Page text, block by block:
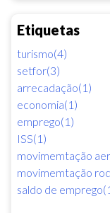
Etiquetas
turismo(4)
setfor(3)
arrecadação(1)
economia(1)
emprego(1)
ISS(1)
movimemtação
movimemtação
saldo de